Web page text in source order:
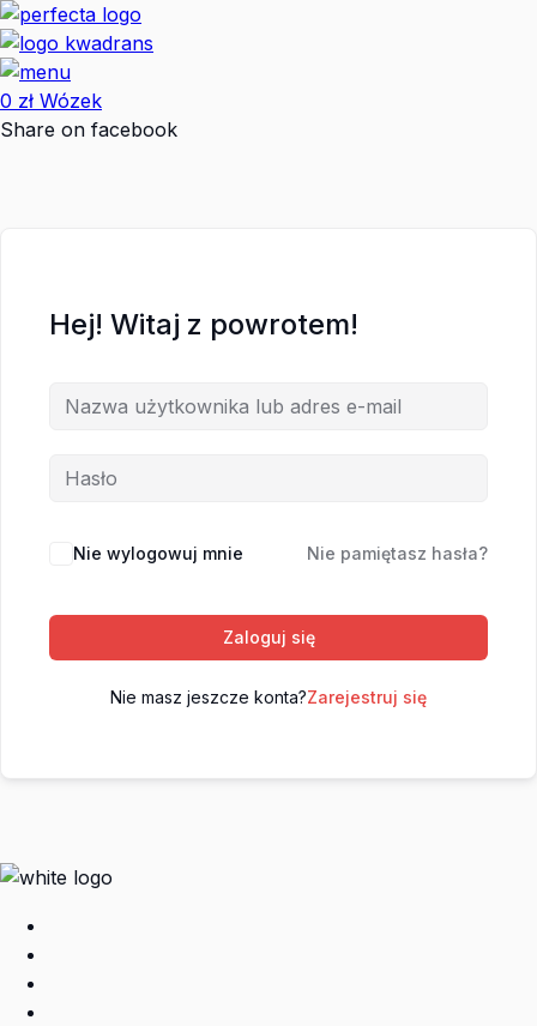
Przejdź
do
treści
0 zł Wózek
Share on facebook
Hej! Witaj z powrotem!
Nie wylogowuj mnie Nie pamiętasz hasła?
Zaloguj się
Nie masz jeszcze konta?Zarejestruj się